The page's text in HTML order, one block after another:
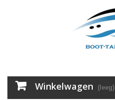
Winkelwagen (leeg)